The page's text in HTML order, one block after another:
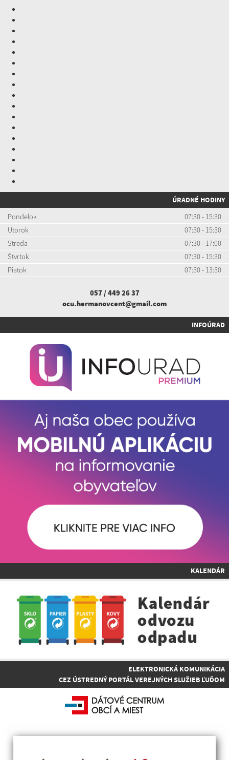
ÚRADNÉ HODINY
Pondelok
07:30 - 15:30
Utorok
07:30 - 15:30
Streda
07:30 - 17:00
Štvrtok
07:30 - 15:30
Piatok
07:30 - 13:30
057 / 449 26 37
ocu.hermanovcent@gmail.com
INFOÚRAD
KALENDÁR
ELEKTRONICKÁ KOMUNIKÁCIA
CEZ ÚSTREDNÝ PORTÁL VEREJNÝCH SLUŽIEB ĽUĎOM